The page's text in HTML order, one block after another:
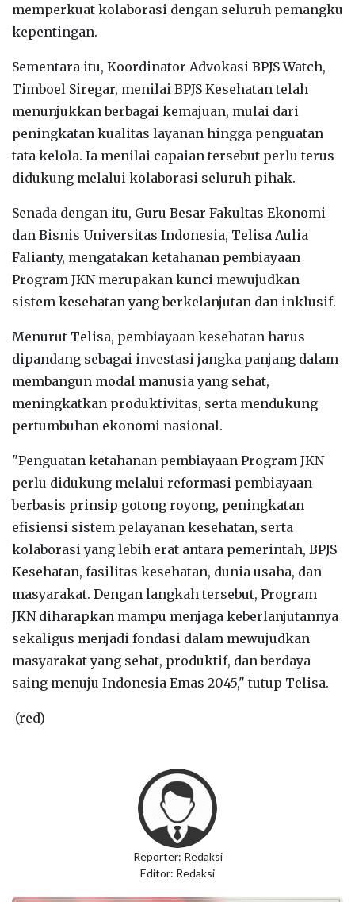
memperkuat kolaborasi dengan seluruh pemangku
kepentingan.
Sementara itu, Koordinator Advokasi BPJS Watch,
Timboel Siregar, menilai BPJS Kesehatan telah
menunjukkan berbagai kemajuan, mulai dari
peningkatan kualitas layanan hingga penguatan
tata kelola. Ia menilai capaian tersebut perlu terus
didukung melalui kolaborasi seluruh pihak.
Senada dengan itu, Guru Besar Fakultas Ekonomi
dan Bisnis Universitas Indonesia, Telisa Aulia
Falianty, mengatakan ketahanan pembiayaan
Program JKN merupakan kunci mewujudkan
sistem kesehatan yang berkelanjutan dan inklusif.
Menurut Telisa, pembiayaan kesehatan harus
dipandang sebagai investasi jangka panjang dalam
membangun modal manusia yang sehat,
meningkatkan produktivitas, serta mendukung
pertumbuhan ekonomi nasional.
"Penguatan ketahanan pembiayaan Program JKN
perlu didukung melalui reformasi pembiayaan
berbasis prinsip gotong royong, peningkatan
efisiensi sistem pelayanan kesehatan, serta
kolaborasi yang lebih erat antara pemerintah, BPJS
Kesehatan, fasilitas kesehatan, dunia usaha, dan
masyarakat. Dengan langkah tersebut, Program
JKN diharapkan mampu menjaga keberlanjutannya
sekaligus menjadi fondasi dalam mewujudkan
masyarakat yang sehat, produktif, dan berdaya
saing menuju Indonesia Emas 2045," tutup Telisa.
(red)
Reporter: Redaksi
Editor: Redaksi